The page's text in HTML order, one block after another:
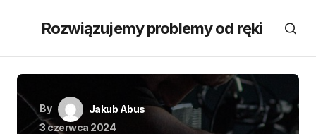
Rozwiązujemy problemy od ręki
By
Jakub Abus
3 czerwca 2024